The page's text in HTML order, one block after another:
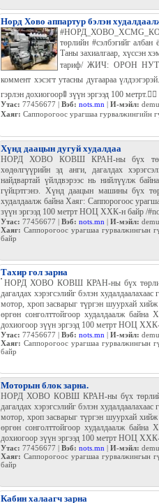
Норд Хово аппартур бэлэн
төрлийн #сэлбэгийг албан
Таны захиалгаар, хүссэн
тариф/ ЖИЧ: ОРОН
коммент хэсэгт утасны дугаараа
гэрлэн дохиогоор🚦 зүүн эргээд 100 метрт.🏃‍♀️
Утас: 77456677 | Вэб: nots.mn | И-мэйл:
Хаяг: Саппорогоос урагшаа гурвалжингийн
Хүнд даацын дугуй худалдаа
НОРД ХОВО КОВШ КРАН-ны бүх
хөдөлгүүрийн эд анги, дагалдах
найдвартай үйлдвэрээс нь нийлүүлж
гүйцэтгэнэ. Хүнд даацын машины бүх
худалдаалж байна Хаяг: Саппорогоос
зүүн эргээд 100 метрт НОЦ ХХК-н байр /
Утас: 77456677 | Вэб: nots.mn | И-мэйл:
Хаяг: Саппорогоос урагшаа гурвалжингын
байр
Тахир гол зарна
НОРД ХОВО КОВШ КРАН-ны бүх
анги, дагалдах хэрэгсэлийг
нийлүүлж байна.Мөн мотор, хроп
төрлийн дугуйг хэмжээ хээний
гурвалжингын гүүр даваад
/#nord_howo_selbeg #hvnd_daatsiin_dugui/
Утас: 77456677 |Вэб: nots.mn|И-мэйл:
Хаяг:
Моторын блок зарна.
НОРД ХОВО КОВШ КРАН-ны бүх
хөдөлгүүрийн эд анги, дагалдах
найдвартай үйлдвэрээс нь нийлүүлж
гүйцэтгэнэ. Хүнд даацын машины бүх
худалдаалж байна Хаяг: Саппорогоос
зүүн эргээд 100 метрт НОЦ ХХК-н байр /
Утас:
байр